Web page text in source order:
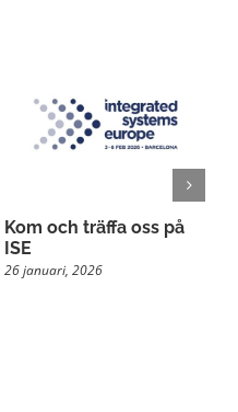
Kom och träffa oss på
ISE
26 januari, 2026